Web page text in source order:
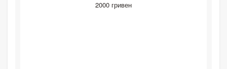
2000 гривен